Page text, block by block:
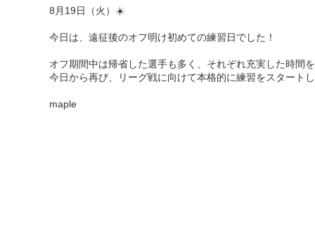
8月19日（火）☀️
今日は、遠征後のオフ明け初めての練習日でした！
オフ期間中は帰省した選手も多く、それぞれ充実した時間
今日から再び、リーグ戦に向けて本格的に練習をスタート
maple